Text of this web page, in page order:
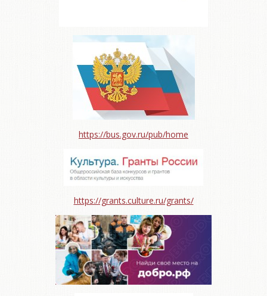
https://bus.gov.ru/pub/home
https://grants.culture.ru/grants/